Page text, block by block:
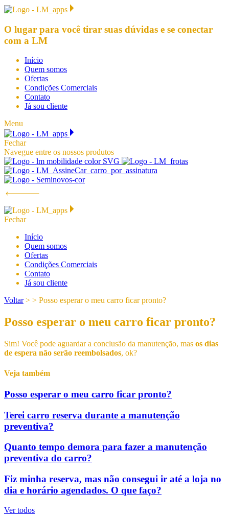
O lugar para você tirar suas dúvidas e se conectar
com a LM
Início
Quem somos
Ofertas
Condições Comerciais
Contato
Já sou cliente
Menu
Fechar
Navegue entre os nossos produtos
Fechar
Início
Quem somos
Ofertas
Condições Comerciais
Contato
Já sou cliente
Voltar> > Posso esperar o meu carro ficar pronto?
Posso esperar o meu carro ficar pronto?
Sim! Você pode aguardar a conclusão da manutenção, mas os dias
de espera não serão reembolsados, ok?
Veja também
Posso esperar o meu carro ficar pronto?
Terei carro reserva durante a manutenção
preventiva?
Quanto tempo demora para fazer a manutenção
preventiva do carro?
Fiz minha reserva, mas não consegui ir até a loja no
dia e horário agendados. O que faço?
Ver todos